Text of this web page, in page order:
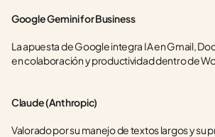
Google Gemini for Business
La apuesta de Google integra IA en Gmail,
en colaboración y productividad dentro de
Claude (Anthropic)
Valorado por su manejo de textos largos y su